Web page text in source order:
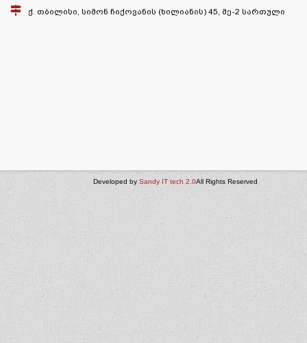
ქ. თბილისი, სიმონ ჩიქოვანის (ხილიანის) 45, მე-2 სართული
Developed bySandy IT tech 2.0All Rights Reserved